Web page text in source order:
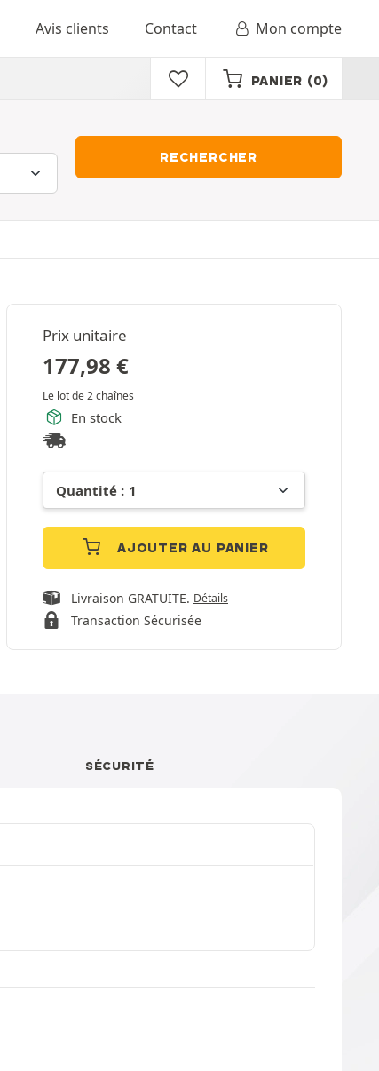
Avis clients Contact Mon compte
PANIER (0)
RECHERCHER
Prix unitaire
177,98 €
Le lot de 2 chaînes
En stock
AJOUTER AU PANIER
Livraison GRATUITE. Détails
Transaction Sécurisée
SÉCURITÉ